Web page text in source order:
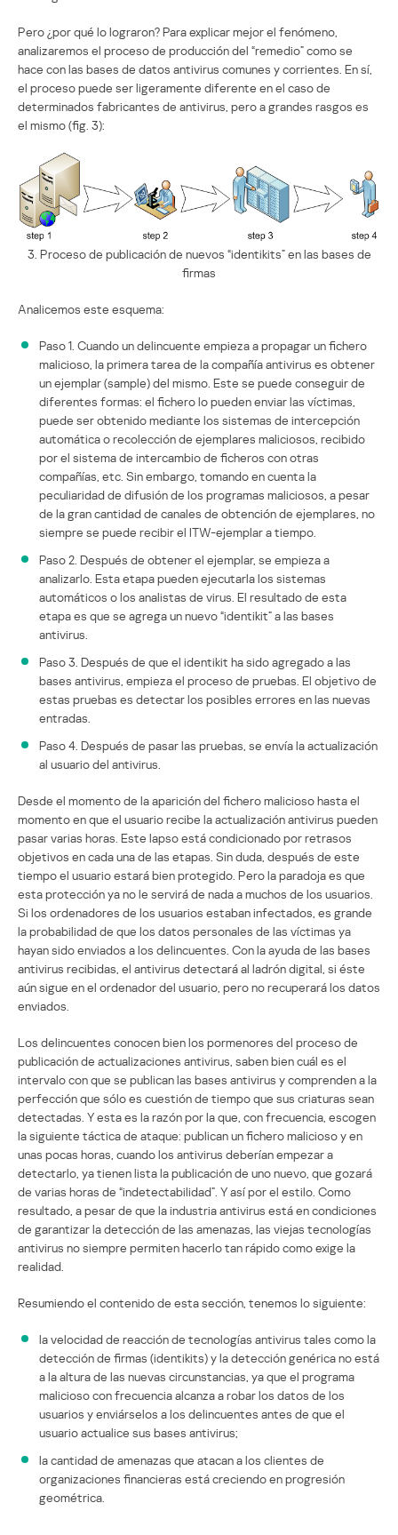
Pero ¿por qué lo lograron? Para explicar mejor el fenómeno,
analizaremos el proceso de producción del “remedio” como se
hace con las bases de datos antivirus comunes y corrientes. En sí,
el proceso puede ser ligeramente diferente en el caso de
determinados fabricantes de antivirus, pero a grandes rasgos es
el mismo (fig. 3):
3. Proceso de publicación de nuevos “identikits” en las bases de
firmas
Analicemos este esquema:
Paso 1. Cuando un delincuente empieza a propagar un fichero
malicioso, la primera tarea de la compañía antivirus es obtener
un ejemplar (sample) del mismo. Este se puede conseguir de
diferentes formas: el fichero lo pueden enviar las víctimas,
puede ser obtenido mediante los sistemas de intercepción
automática o recolección de ejemplares maliciosos, recibido
por el sistema de intercambio de ficheros con otras
compañías, etc. Sin embargo, tomando en cuenta la
peculiaridad de difusión de los programas maliciosos, a pesar
de la gran cantidad de canales de obtención de ejemplares, no
siempre se puede recibir el ITW-ejemplar a tiempo.
Paso 2. Después de obtener el ejemplar, se empieza a
analizarlo. Esta etapa pueden ejecutarla los sistemas
automáticos o los analistas de virus. El resultado de esta
etapa es que se agrega un nuevo “identikit” a las bases
antivirus.
Paso 3. Después de que el identikit ha sido agregado a las
bases antivirus, empieza el proceso de pruebas. El objetivo de
estas pruebas es detectar los posibles errores en las nuevas
entradas.
Paso 4. Después de pasar las pruebas, se envía la actualización
al usuario del antivirus.
Desde el momento de la aparición del fichero malicioso hasta el
momento en que el usuario recibe la actualización antivirus pueden
pasar varias horas. Este lapso está condicionado por retrasos
objetivos en cada una de las etapas. Sin duda, después de este
tiempo el usuario estará bien protegido. Pero la paradoja es que
esta protección ya no le servirá de nada a muchos de los usuarios.
Si los ordenadores de los usuarios estaban infectados, es grande
la probabilidad de que los datos personales de las víctimas ya
hayan sido enviados a los delincuentes. Con la ayuda de las bases
antivirus recibidas, el antivirus detectará al ladrón digital, si éste
aún sigue en el ordenador del usuario, pero no recuperará los datos
enviados.
Los delincuentes conocen bien los pormenores del proceso de
publicación de actualizaciones antivirus, saben bien cuál es el
intervalo con que se publican las bases antivirus y comprenden a la
perfección que sólo es cuestión de tiempo que sus criaturas sean
detectadas. Y esta es la razón por la que, con frecuencia, escogen
la siguiente táctica de ataque: publican un fichero malicioso y en
unas pocas horas, cuando los antivirus deberían empezar a
detectarlo, ya tienen lista la publicación de uno nuevo, que gozará
de varias horas de “indetectabilidad”. Y así por el estilo. Como
resultado, a pesar de que la industria antivirus está en condiciones
de garantizar la detección de las amenazas, las viejas tecnologías
antivirus no siempre permiten hacerlo tan rápido como exige la
realidad.
Resumiendo el contenido de esta sección, tenemos lo siguiente:
la velocidad de reacción de tecnologías antivirus tales como la
detección de firmas (identikits) y la detección genérica no está
a la altura de las nuevas circunstancias, ya que el programa
malicioso con frecuencia alcanza a robar los datos de los
usuarios y enviárselos a los delincuentes antes de que el
usuario actualice sus bases antivirus;
la cantidad de amenazas que atacan a los clientes de
organizaciones financieras está creciendo en progresión
geométrica.